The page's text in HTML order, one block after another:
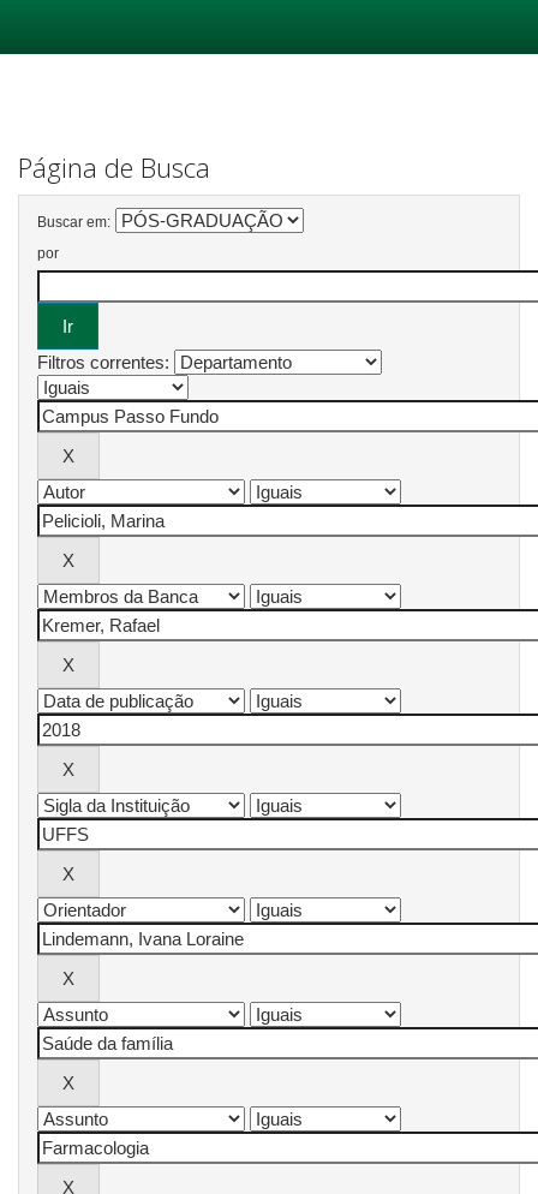
Página de Busca
Buscar em:
por
Filtros correntes: